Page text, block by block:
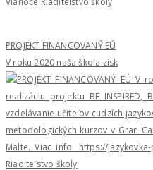
PROJEKT FINANCOVANÝ EÚ
V roku 2020 naša škola získ